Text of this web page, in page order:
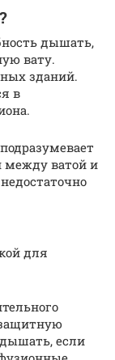
дышать,
вату.
зданий.
в
между ватой и
для
если